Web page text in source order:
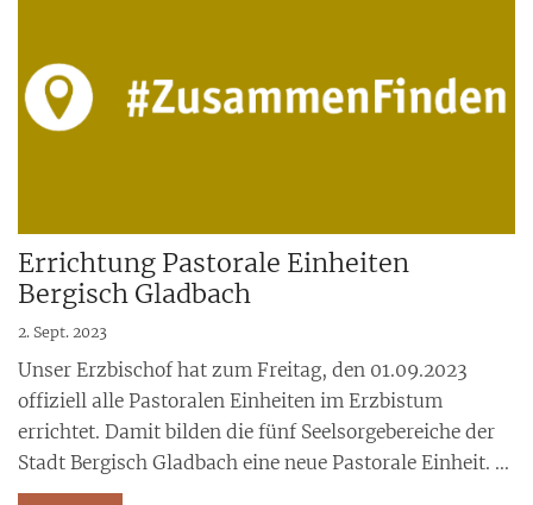
Errichtung Pastorale Einheiten
Bergisch Gladbach
2. Sept. 2023
Unser Erzbischof hat zum Freitag, den 01.09.2023
offiziell alle Pastoralen Einheiten im Erzbistum
errichtet. Damit bilden die fünf Seelsorgebereiche der
Stadt Bergisch Gladbach eine neue Pastorale Einheit. ...